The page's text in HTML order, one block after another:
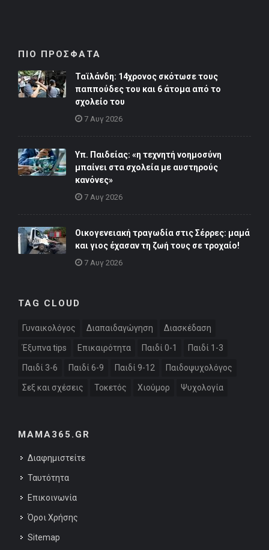
ΠΙΟ ΠΡΟΣΦΑΤΑ
Ταϊλάνδη: 14χρονος σκότωσε τους
παππούδες του και 6 άτομα από το
σχολείο του
7 Αυγ 2026
Υπ. Παιδείας: «η τεχνητή νοημοσύνη
μπαίνει στα σχολεία με αυστηρούς
κανόνες»
7 Αυγ 2026
Οικογενειακή τραγωδία στις Σέρρες: μαμά
και γιος έχασαν τη ζωή τους σε τροχαίο!
7 Αυγ 2026
TAG CLOUD
Γυναικολόγος Διαπαιδαγώγηση Διασκέδαση
Έξυπνα tips Επικαιρότητα Παιδί 0-1 Παιδί 1-3
Παιδί 3-6 Παιδί 6-9 Παιδί 9-12 Παιδοψυχολόγος
Σεξ και σχέσεις Τοκετός Χιούμορ Ψυχολογία
MAMA365.GR
Διαφημιστείτε
Ταυτότητα
Επικοινωνία
Όροι Χρήσης
Sitemap